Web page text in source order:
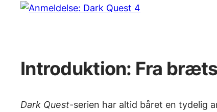
Introduktion: Fra
Dark Quest-serien har altid båret en tydelig